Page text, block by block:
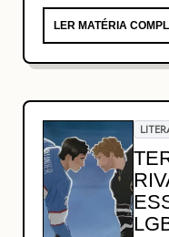
LER MATÉRIA